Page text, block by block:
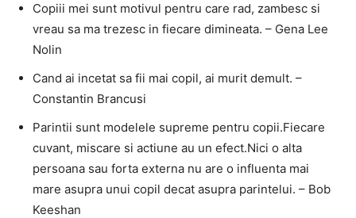
Copiii mei sunt motivul pentru care rad, zambesc si
vreau sa ma trezesc in fiecare dimineata. – Gena Lee
Nolin
Cand ai incetat sa fii mai copil, ai murit demult. –
Constantin Brancusi
Parintii sunt modelele supreme pentru copii.Fiecare
cuvant, miscare si actiune au un efect.Nici o alta
persoana sau forta externa nu are o influenta mai
mare asupra unui copil decat asupra parintelui. – Bob
Keeshan